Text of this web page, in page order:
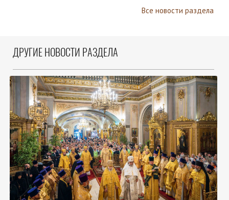
Все новости раздела
ДРУГИЕ НОВОСТИ РАЗДЕЛА